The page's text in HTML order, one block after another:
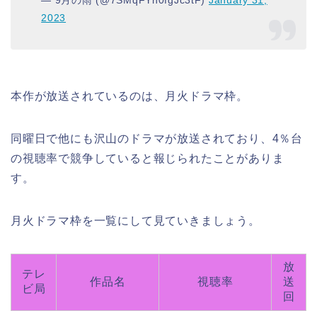
2023
本作が放送されているのは、月火ドラマ枠。
同曜日で他にも沢山のドラマが放送されており、4％台
の視聴率で競争していると報じられたことがありま
す。
月火ドラマ枠を一覧にして見ていきましょう。
テレ
ビ局
作品名 視聴率
放
送
回